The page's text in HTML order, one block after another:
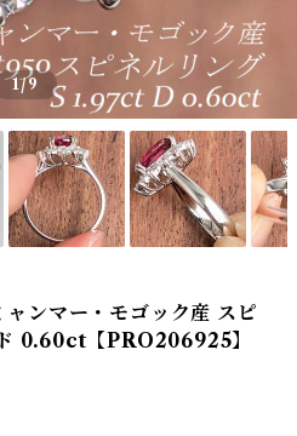
1/9
ンマー・モゴック産 スピ
0.60ct【PRO206925】